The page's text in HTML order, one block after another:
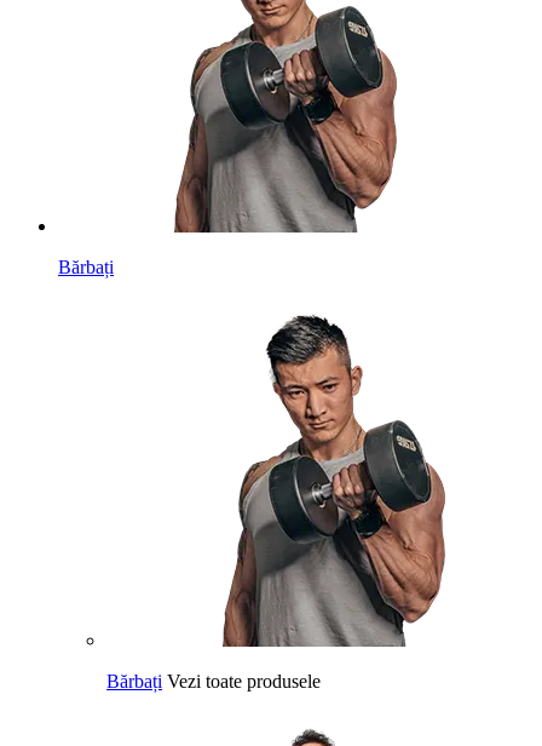
Bărbați
Bărbați Vezi toate produsele